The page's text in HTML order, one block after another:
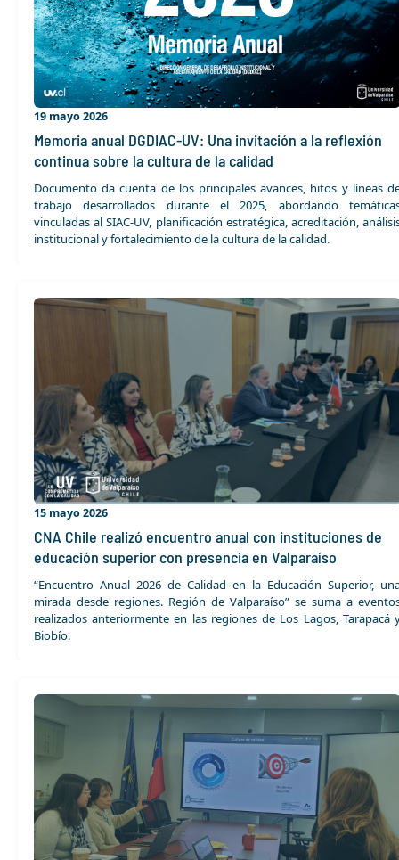
19 mayo 2026
Memoria anual DGDIAC-UV: Una invitación a la reflexión
continua sobre la cultura de la calidad
Documento da cuenta de los principales avances, hitos y líneas
trabajo desarrollados durante el 2025, abordando
vinculadas al SIAC-UV, planificación estratégica, acreditación,
institucional y fortalecimiento de la cultura de la calidad.
15 mayo 2026
CNA Chile realizó encuentro anual con instituciones de
educación superior con presencia en Valparaíso
“Encuentro Anual 2026 de Calidad en la Educación Superior,
mirada desde regiones. Región de Valparaíso” se suma a
realizados anteriormente en las regiones de Los Lagos, Tarapacá
Biobío.